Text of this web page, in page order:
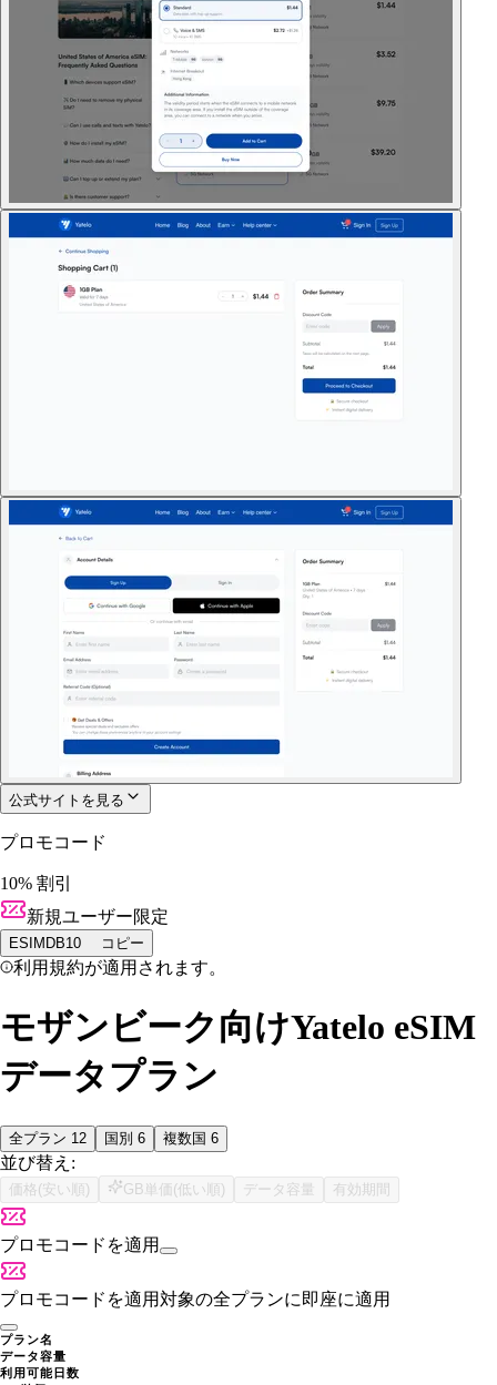
公式サイトを見る
プロモコード
10% 割引
新規ユーザー限定
ESIMDB10 コピー
利用規約が適用されます。
モザンビーク向けYatelo eSIM
データプラン
全プラン 12 国別 6 複数国 6
並び替え:
価格(安い順) GB単価(低い順) データ容量 有効期間
プロモコードを適用
プロモコードを適用対象の全プランに即座に適用
プラン名
データ容量
利用可能日数